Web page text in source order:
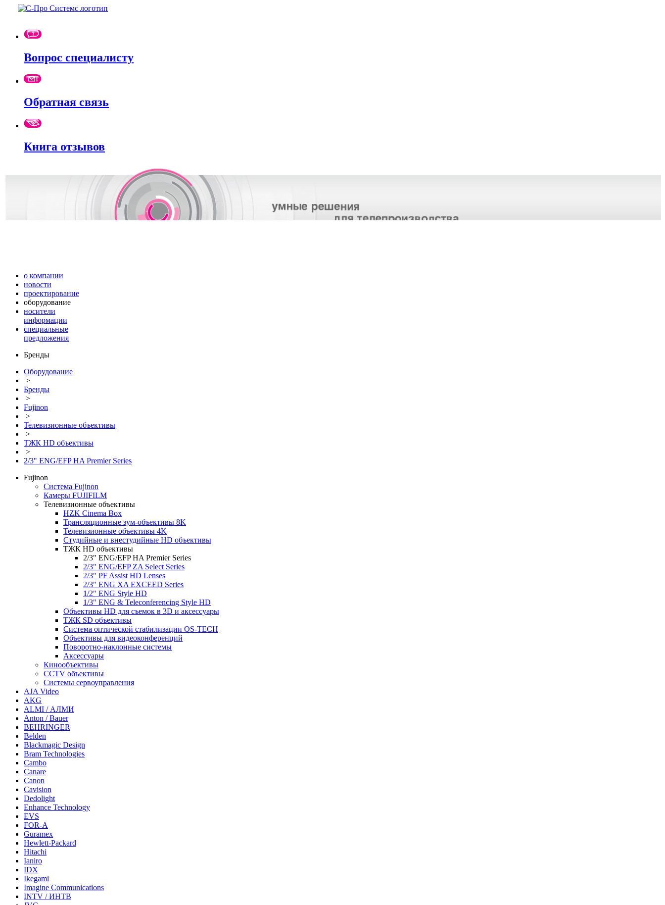
Вопрос специалисту
Обратная связь
Книга отзывов
о компании
новости
проектирование
оборудование
носители
информации
специальные
предложения
Бренды
Оборудование
>
Бренды
>
Fujinon
>
Телевизионные объективы
>
ТЖК HD объективы
>
2/3" ENG/EFP HA Premier Series
Fujinon
Система Fujinon
Камеры FUJIFILM
Телевизионные объективы
HZK Cinema Box
Трансляционные зум-объективы 8K
Телевизионные объективы 4K
Студийные и внестудийные HD объективы
ТЖК HD объективы
2/3" ENG/EFP HA Premier Series
2/3" ENG/EFP ZA Select Series
2/3" PF Assist HD Lenses
2/3" ENG XA EXCEED Series
1/2" ENG Style HD
1/3" ENG & Teleconferencing Style HD
Объективы HD для съемок в 3D и аксессуары
ТЖК SD объективы
Система оптической стабилизации OS-TECH
Объективы для видеоконференций
Поворотно-наклонные системы
Аксессуары
Кинообъективы
CCTV объективы
Системы сервоуправления
AJA Video
AKG
ALMI / АЛМИ
Anton / Bauer
BEHRINGER
Belden
Blackmagic Design
Bram Technologies
Cambo
Canare
Canon
Cavision
Dedolight
Enhance Technology
EVS
FOR-A
Guramex
Hewlett-Packard
Hitachi
Ianiro
IDX
Ikegami
Imagine Communications
INTV / ИНТВ